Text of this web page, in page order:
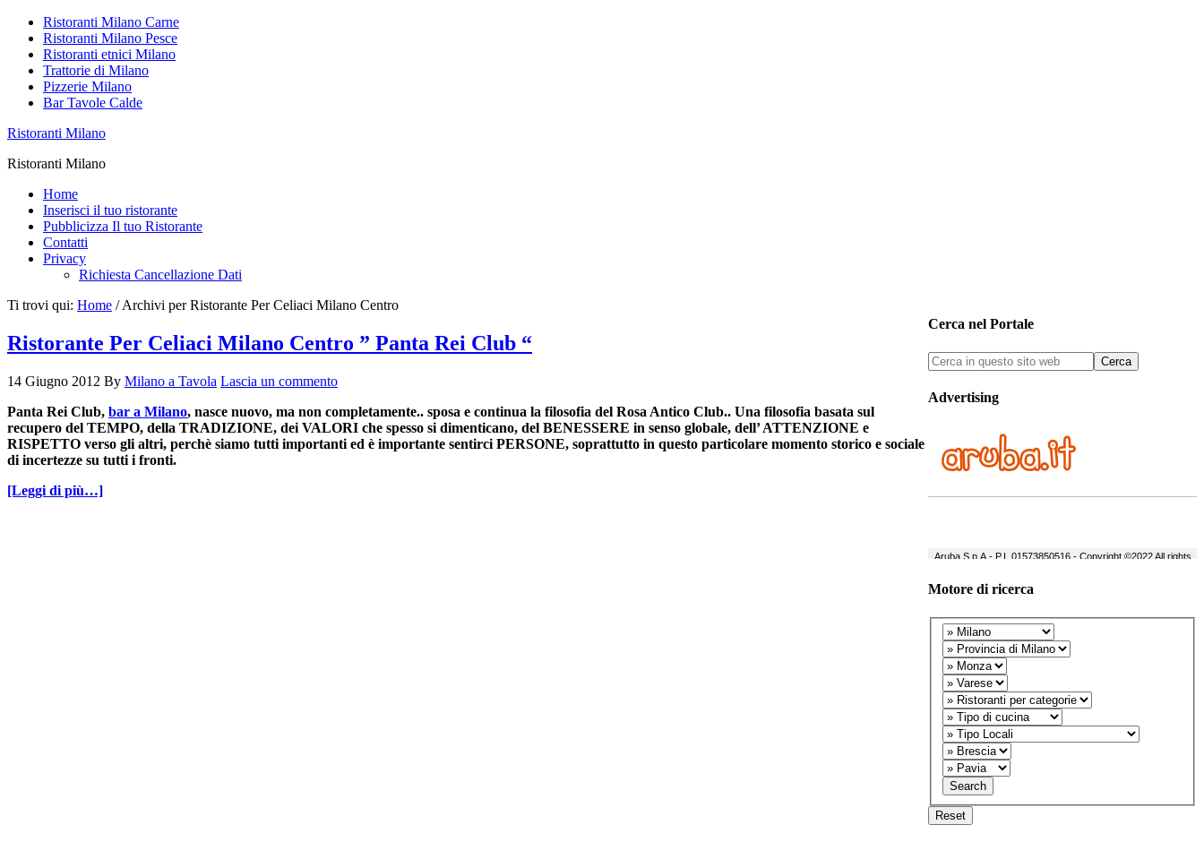
Ristoranti Milano Carne
Ristoranti Milano Pesce
Ristoranti etnici Milano
Trattorie di Milano
Pizzerie Milano
Bar Tavole Calde
Ristoranti Milano
Ristoranti Milano
Home
Inserisci il tuo ristorante
Pubblicizza Il tuo Ristorante
Contatti
Privacy
Richiesta Cancellazione Dati
Ti trovi qui: Home /Archivi per Ristorante Per Celiaci Milano Centro
Ristorante Per Celiaci Milano Centro ” Panta Rei Club “
14 Giugno 2012 By Milano a Tavola Lascia un commento
Panta Rei Club, bar a Milano, nasce nuovo, ma non completamente.. sposa e continua la filosofia del Rosa Antico Club.. Una filosofia basata sul
recupero del TEMPO, della TRADIZIONE, dei VALORI che spesso si dimenticano, del BENESSERE in senso globale, dell’ ATTENZIONE e
RISPETTO verso gli altri, perchè siamo tutti importanti ed è importante sentirci PERSONE, soprattutto in questo particolare momento storico e sociale
di incertezze su tutti i fronti.
[Leggi di più…]
Cerca nel Portale
Advertising
Motore di ricerca